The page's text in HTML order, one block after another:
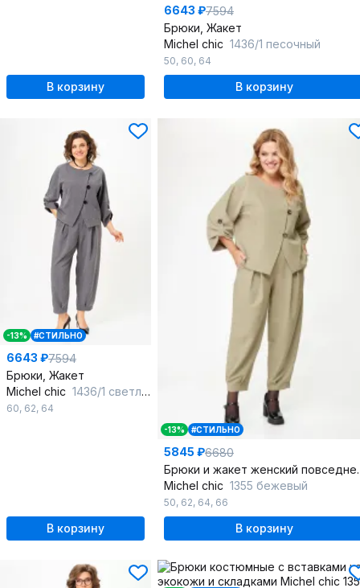
В корзину
6643 ₽7594
Брюки, Жакет
Michel chic 1436/1 песочный
50, 60, 64
В корзину
-13% #СТИЛЬНО
6643 ₽7594
Брюки, Жакет
Michel chic 1436/1 светло-серый
60, 62, 64
В корзину
-13% #СТИЛЬНО
5845 ₽6680
Брюки и
Michel chic 1355 бежевый
50, 62, 64, 66
В корзину